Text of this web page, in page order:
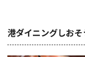
港ダイニングしお